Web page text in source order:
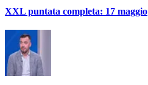
XXL puntata completa: 17 maggio